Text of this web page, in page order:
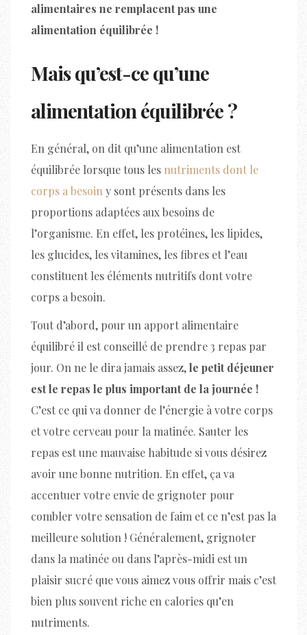
alimentaires ne remplacent pas une
alimentation équilibrée !
Mais qu’est-ce qu’une
alimentation équilibrée ?
En général, on dit qu’une alimentation est
équilibrée lorsque tous les nutriments dont le
corps a besoin y sont présents dans les
proportions adaptées aux besoins de
l’organisme. En effet, les protéines, les lipides,
les glucides, les vitamines, les fibres et l’eau
constituent les éléments nutritifs dont votre
corps a besoin.
Tout d’abord, pour un apport alimentaire
équilibré il est conseillé de prendre 3 repas par
jour. On ne le dira jamais assez,le petit déjeuner
est le repas le plus important de la journée !
C’est ce qui va donner de l’énergie à votre corps
et votre cerveau pour la matinée. Sauter les
repas est une mauvaise habitude si vous désirez
avoir une bonne nutrition. En effet, ça va
accentuer votre envie de grignoter pour
combler votre sensation de faim et ce n’est pas la
meilleure solution ! Généralement, grignoter
dans la matinée ou dans l’après-midi est un
plaisir sucré que vous aimez vous offrir mais c’est
bien plus souvent riche en calories qu’en
nutriments.